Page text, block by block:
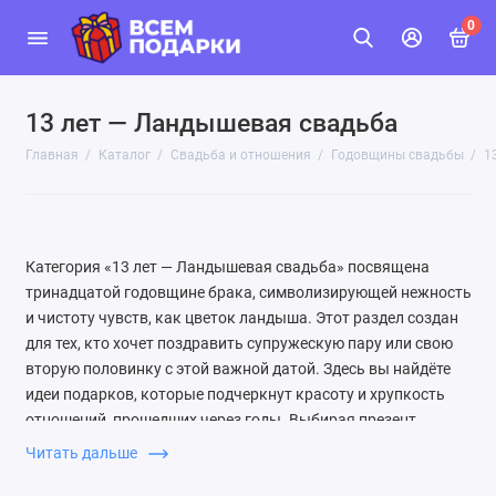
0
13 лет — Ландышевая свадьба
Главная Каталог Свадьба и отношения Годовщины свадьбы
Категория «13 лет — Ландышевая свадьба» посвящена
тринадцатой годовщине брака, символизирующей нежность
и чистоту чувств, как цветок ландыша. Этот раздел создан
для тех, кто хочет поздравить супружескую пару или свою
вторую половинку с этой важной датой. Здесь вы найдёте
идеи подарков, которые подчеркнут красоту и хрупкость
отношений, прошедших через годы. Выбирая презент,
обратите внимание на предметы, связанные с символом
Читать дальше